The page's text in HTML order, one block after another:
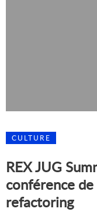
CULTURE
REX JUG
conférence
refactoring